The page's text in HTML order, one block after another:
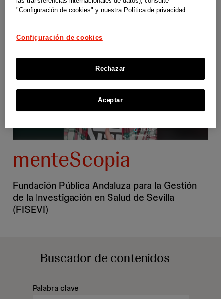
menteScopia
Fundación Pública Andaluza para la Gestión
de la Investigación en Salud de Sevilla
(FISEVI)
Palabra clave
Buscadorde contenidos
"Configuración de cookies" y nuestra Política de privacidad.
Configuración de cookies
Rechazar
Aceptar